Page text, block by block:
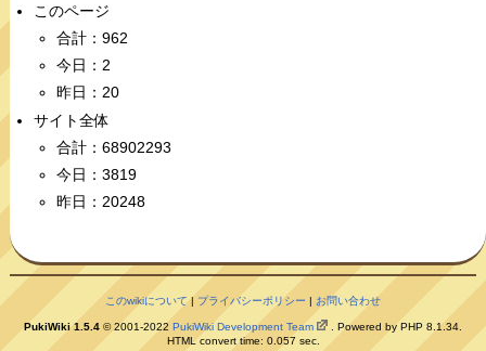
このページ
合計：962
今日：2
昨日：20
サイト全体
合計：68902293
今日：3819
昨日：20248
このwikiについて| プライバシーポリシー | お問い合わせ
PukiWiki 1.5.4 © 2001-2022 PukiWiki Development Team
. Powered by PHP 8.1.34.
HTML convert time: 0.057 sec.